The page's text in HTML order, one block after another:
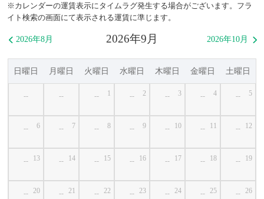
※カレンダーの運賃表示にタイムラグ発生する場合がございます。フラ
イト検索の画面にて表示される運賃に準じます。
2026年9月
 2026年8月 2026年10月 
日曜日 月曜日 火曜日 水曜日 木曜日 金曜日 土曜日
-- -- -- 1 -- 2 -- 3 -- 4 -- 5
-- 6 -- 7 -- 8 -- 9 -- 10 -- 11 -- 12
-- 13 -- 14 -- 15 -- 16 -- 17 -- 18 -- 19
-- 20 -- 21 -- 22 -- 23 -- 24 -- 25 -- 26